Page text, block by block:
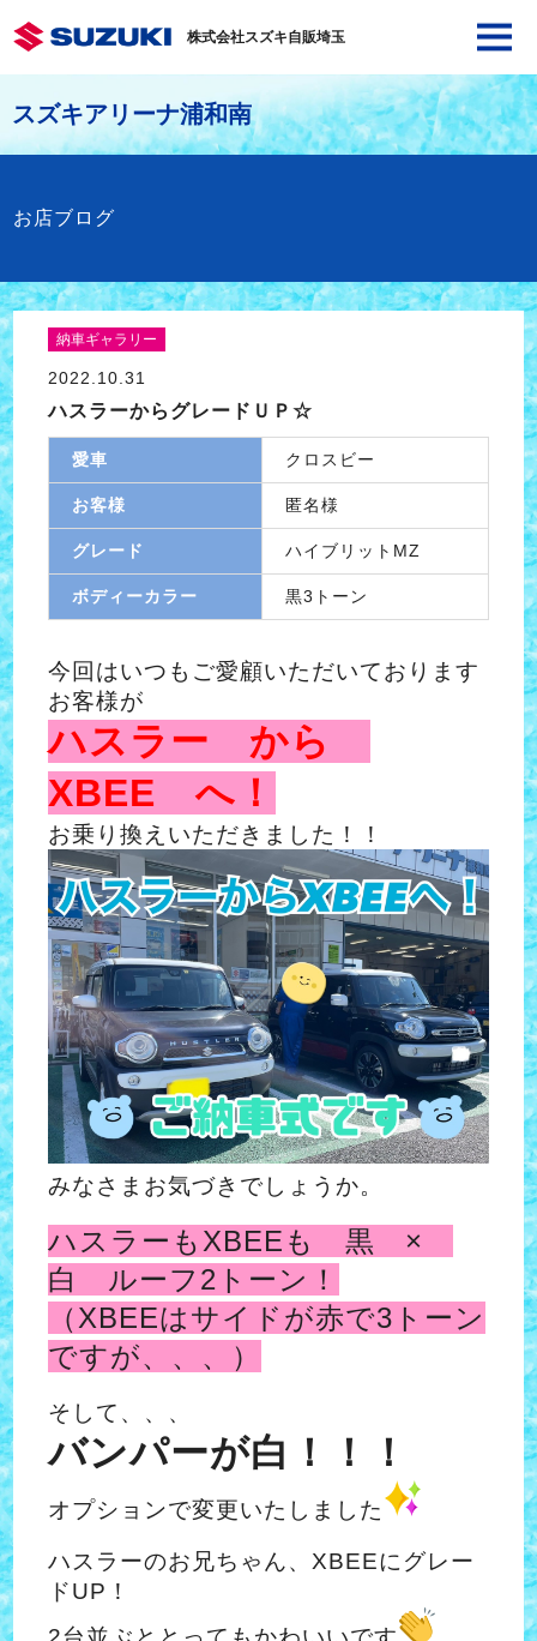
株式会社スズキ自販埼玉
スズキアリーナ浦和南
お店ブログ
納車ギャラリー
2022.10.31
ハスラーからグレードＵＰ☆
愛車 クロスビー
お客様 匿名様
グレード ハイブリットMZ
ボディーカラー 黒3トーン
今回はいつもご愛顧いただいております
お客様が
ハスラー から
XBEE へ！
お乗り換えいただきました！！
みなさまお気づきでしょうか。
ハスラーもXBEEも 黒 ×
白 ルーフ2トーン！
（XBEEはサイドが赤で3トーン
ですが、、、）
そして、、、
バンパーが白！！！
オプションで変更いたしました
ハスラーのお兄ちゃん、XBEEにグレー
ドUP！